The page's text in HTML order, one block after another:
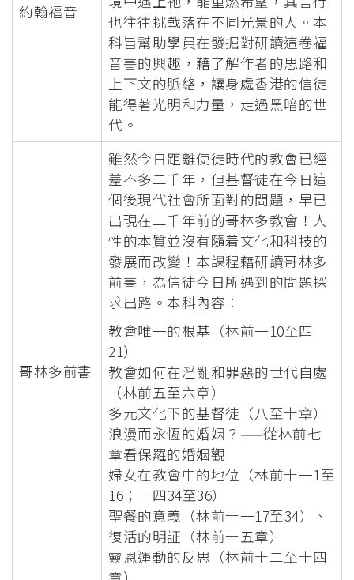
約翰福音
也往往挑戰落在不同光景的人。本
科旨幫助學員在發掘對研讀這卷福
音書的興趣，藉了解作者的思路和
上下文的脈絡，讓身處香港的信徒
能得著光明和力量，走過黑暗的世
代。
哥林多前書
雖然今日距離使徒時代的教會已經
差不多二千年，但基督徒在今日這
個後現代社會所面對的問題，早已
出現在二千年前的哥林多教會！人
性的本質並沒有隨着文化和科技的
發展而改變！本課程藉研讀哥林多
前書，為信徒今日所遇到的問題探
求出路。本科內容：
教會唯一的根基（林前一10至四
21）
教會如何在淫亂和罪惡的世代自處
（林前五至六章）
多元文化下的基督徒（八至十章）
浪漫而永恆的婚姻？——從林前七
章看保羅的婚姻觀
婦女在教會中的地位（林前十一1至
16；十四34至36）
聖餐的意義（林前十一17至34）、
復活的明証（林前十五章）
靈恩運動的反思（林前十二至十四